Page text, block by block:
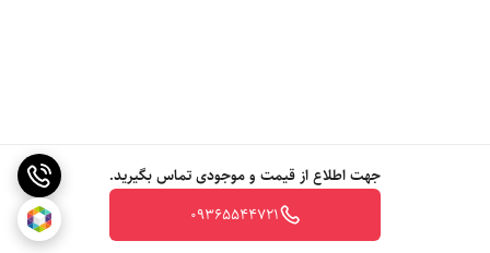
جهت اطلاع از قیمت و موجودی تماس بگیرید.
09365544721